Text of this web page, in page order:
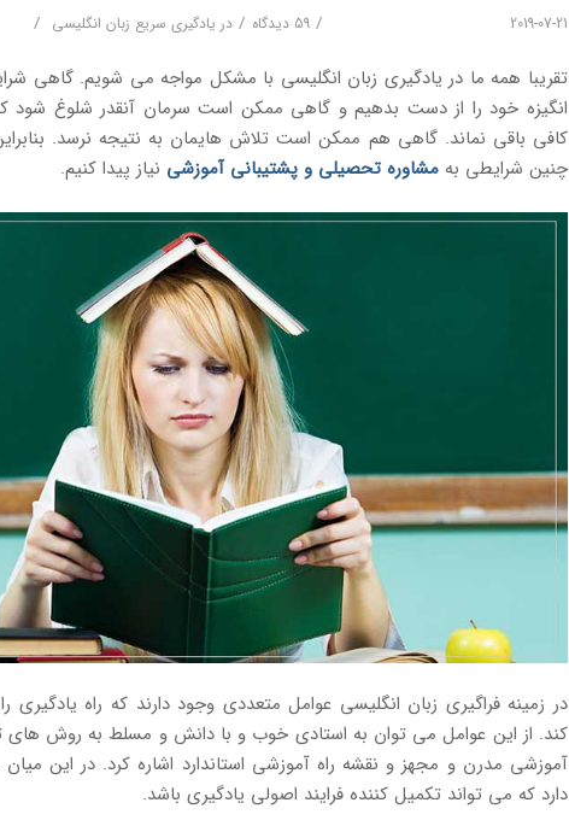
2019-07-21
/ 59 دیدگاه / در یادگیری سریع زبان انگلیسی /
تقریبا همه ما در یادگیری زبان انگلیسی با مشکل مواجه می شویم. گاهی
انگیزه خود را از دست بدهیم و گاهی ممکن است سرمان آنقدر شلوغ شود
کافی باقی نماند. گاهی هم ممکن است تلاش هایمان به نتیجه نرسد.
چنین شرایطی به مشاوره تحصیلی و پشتیبانی آموزشی نیاز پیدا کنیم.
در زمینه فراگیری زبان انگلیسی عوامل متعددی وجود دارند که راه
کند. از این عوامل می توان به استادی خوب و با دانش و مسلط به روش های
آموزشی مدرن و مجهز و نقشه راه آموزشی استاندارد اشاره کرد. در این میان
دارد که می تواند تکمیل کننده فرایند اصولی یادگیری باشد.